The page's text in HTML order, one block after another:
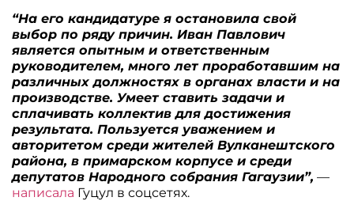
“На его кандидатуре я остановила свой
выбор по ряду причин. Иван Павлович
является опытным и ответственным
руководителем, много лет проработавшим на
различных должностях в органах власти и на
производстве. Умеет ставить задачи и
сплачивать коллектив для достижения
результата. Пользуется уважением и
авторитетом среди жителей Вулканештского
района, в примарском корпусе и среди
депутатов Народного собрания Гагаузии”, —
написала Гуцул в соцсетях.